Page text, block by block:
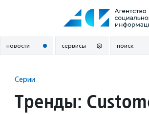
новости сервисы поиск
Серии
Тренды: